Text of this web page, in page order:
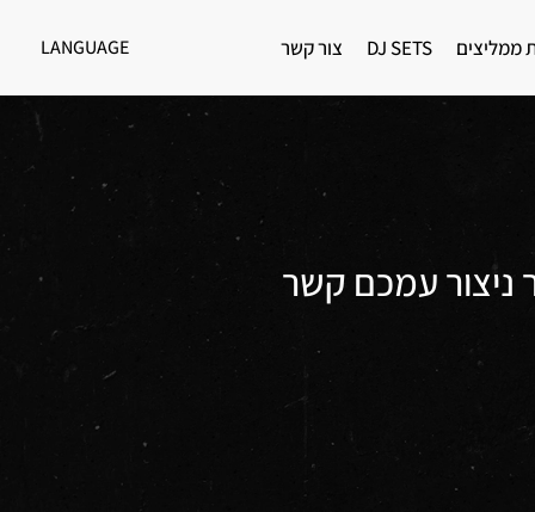
ממליצים DJ SETS צור קשר LANGUAGE